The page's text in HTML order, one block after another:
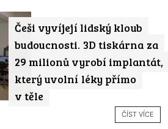
Češi vyvíjejí lidský kloub
budoucnosti. 3D tiskárna za
29 milionů vyrobí implantát,
který uvolní léky přímo
v těle
ČÍST VÍCE